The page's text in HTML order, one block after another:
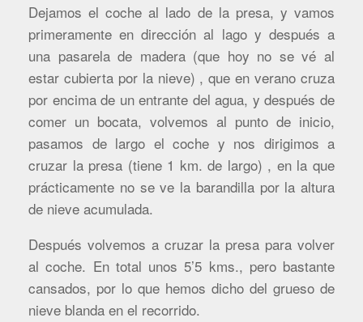
Dejamos el coche al lado de la presa, y vamos
primeramente en dirección al lago y después a
una pasarela de madera (que hoy no se vé al
estar cubierta por la nieve) , que en verano cruza
por encima de un entrante del agua, y después de
comer un bocata, volvemos al punto de inicio,
pasamos de largo el coche y nos dirigimos a
cruzar la presa (tiene 1 km. de largo) , en la que
prácticamente no se ve la barandilla por la altura
de nieve acumulada.
Después volvemos a cruzar la presa para volver
al coche. En total unos 5’5 kms., pero bastante
cansados, por lo que hemos dicho del grueso de
nieve blanda en el recorrido.